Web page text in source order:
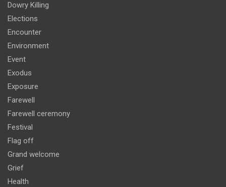
Dowry Killing
Elections
Encounter
Environment
Event
Exodus
Exposure
Farewell
Farewell ceremony
Festival
Flag off
Grand welcome
Grief
Health